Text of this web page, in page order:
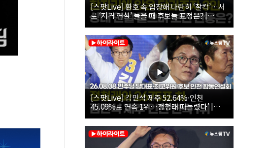
[스팟Live] 환호 속 입장해 나란히 ‘찰칵’…서
로 ‘저격 연설’ 들을 때 후보들 표정은? |
26.08.08 더불어민주당 당대표·최고위원 후
보 인천 합동연설회
[스팟Live] 김민석 제주 52.64%·인천
45.09%로 연속 1위…정청래 따돌렸다’ |
26.08.08 더불어민주당 당대표·최고위원 후
보 인천 합동연설회